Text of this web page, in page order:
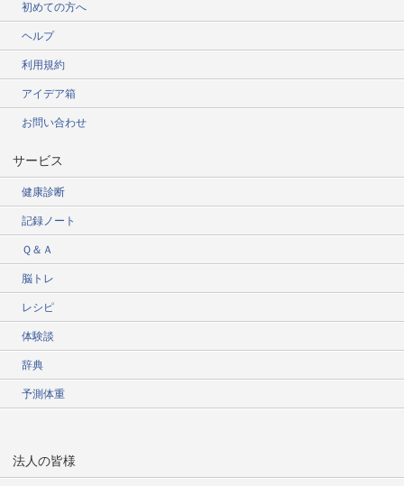
初めての方へ
ヘルプ
利用規約
アイデア箱
お問い合わせ
サービス
健康診断
記録ノート
Ｑ＆Ａ
脳トレ
レシピ
体験談
辞典
予測体重
法人の皆様